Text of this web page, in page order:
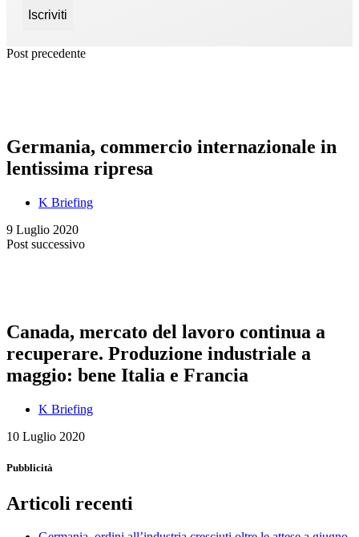
Post precedente
Germania, commercio internazionale in
lentissima ripresa
K Briefing
9 Luglio 2020
Post successivo
Canada, mercato del lavoro continua a
recuperare. Produzione industriale a
maggio: bene Italia e Francia
K Briefing
10 Luglio 2020
Pubblicità
Articoli recenti